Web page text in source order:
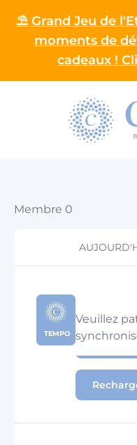
⛱️ Grand Jeu de
moments de
cadeaux !
Membre 0
TEMPO
Veuillez